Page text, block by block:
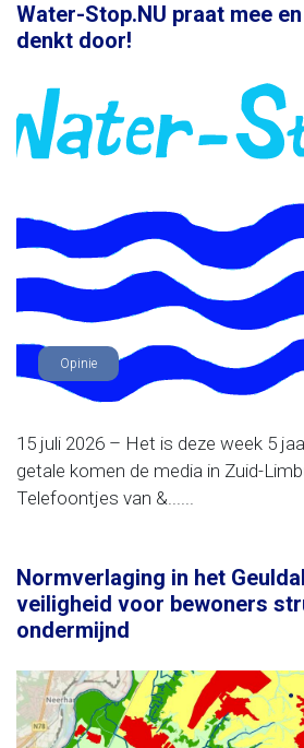
Water-Stop.NU praat mee
denkt door!
Opinie
15 juli 2026 – Het is deze week 5
getale komen de media in Zuid-
Telefoontjes van &......
Normverlaging in het
veiligheid voor bewoners
ondermijnd